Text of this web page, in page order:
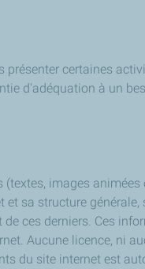
certaines
d'adéquation à un
images
sa structure
ces derniers. Ces
Aucune licence, ni
du site internet est